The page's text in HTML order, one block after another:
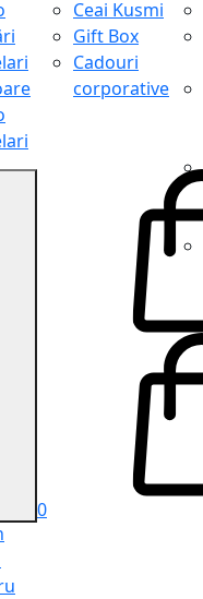
Ceai Kusmi
Gift Box
Cadouri
corporative
0